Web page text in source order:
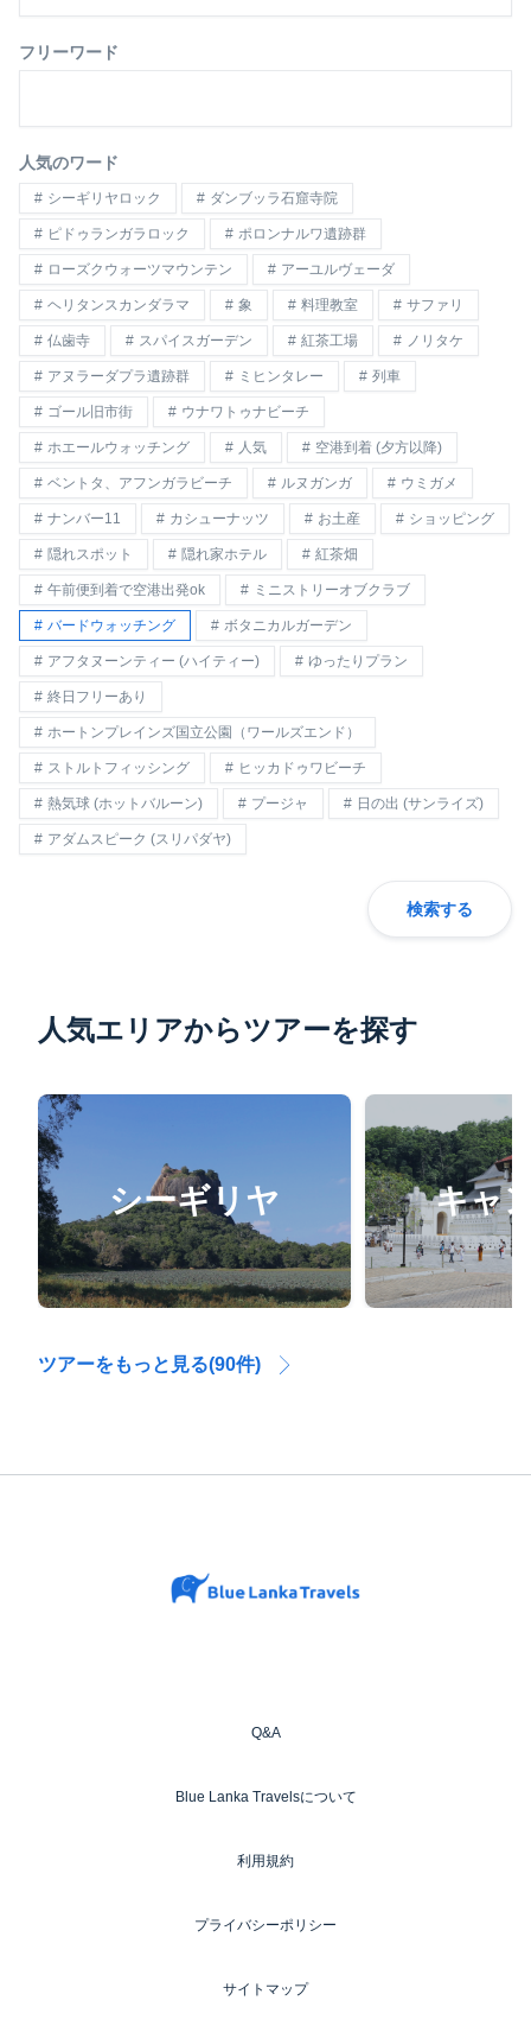
フリーワード
人気のワード
シーギリヤロック ダンブッラ石窟寺院
ピドゥランガラロック ポロンナルワ遺跡群
ローズクウォーツマウンテン アーユルヴェーダ
ヘリタンスカンダラマ 象 料理教室 サファリ
仏歯寺 スパイスガーデン 紅茶工場 ノリタケ
アヌラーダプラ遺跡群 ミヒンタレー 列車
ゴール旧市街 ウナワトゥナビーチ
ホエールウォッチング 人気 空港到着 (夕方以降)
ベントタ、アフンガラビーチ ルヌガンガ ウミガメ
ナンバー11 カシューナッツ お土産 ショッピング
隠れスポット 隠れ家ホテル 紅茶畑
午前便到着で空港出発ok ミニストリーオブクラブ
バードウォッチング ボタニカルガーデン
アフタヌーンティー (ハイティー) ゆったりプラン
終日フリーあり
ホートンプレインズ国立公園（ワールズエンド）
ストルトフィッシング ヒッカドゥワビーチ
熱気球 (ホットバルーン) プージャ 日の出 (サンライズ)
アダムスピーク (スリパダヤ)
検索する
人気エリアからツアーを探す
シーギリヤ キャ
ツアーをもっと見る(90件)
Q&A
Blue Lanka Travelsについて
利用規約
プライバシーポリシー
サイトマップ